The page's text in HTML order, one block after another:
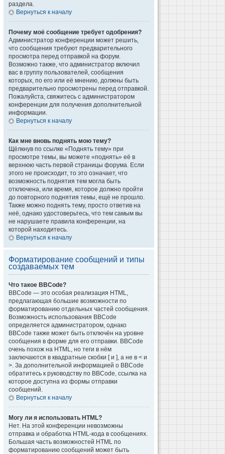
раздела.
Вернуться к началу
Почему моё сообщение требует одобрения?
Администратор конференции может решить,
что сообщения требуют предварительного
просмотра перед отправкой на форум.
Возможно также, что администратор включил
вас в группу пользователей, сообщения
которых, по его или её мнению, должны быть
предварительно просмотрены перед отправкой.
Пожалуйста, свяжитесь с администратором
конференции для получения дополнительной
информации.
Вернуться к началу
Как мне вновь поднять мою тему?
Щёлкнув по ссылке «Поднять тему» при
просмотре темы, вы можете «поднять» её в
верхнюю часть первой страницы форума. Если
этого не происходит, то это означает, что
возможность поднятия тем могла быть
отключена, или время, которое должно пройти
до повторного поднятия темы, ещё не прошло.
Также можно поднять тему, просто ответив на
неё, однако удостоверьтесь, что тем самым вы
не нарушаете правила конференции, на
которой находитесь.
Вернуться к началу
Форматирование сообщений и типы
создаваемых тем
Что такое BBCode?
BBCode — это особая реализация HTML,
предлагающая большие возможности по
форматированию отдельных частей сообщения.
Возможность использования BBCode
определяется администратором, однако
BBCode также может быть отключён на уровне
сообщения в форме для его отправки. BBCode
очень похож на HTML, но теги в нём
заключаются в квадратные скобки [ и ], а не в < и
>. За дополнительной информацией о BBCode
обратитесь к руководству по BBCode, ссылка на
которое доступна из формы отправки
сообщений.
Вернуться к началу
Могу ли я использовать HTML?
Нет. На этой конференции невозможны
отправка и обработка HTML-кода в сообщениях.
Большая часть возможностей HTML по
форматированию сообщений может быть